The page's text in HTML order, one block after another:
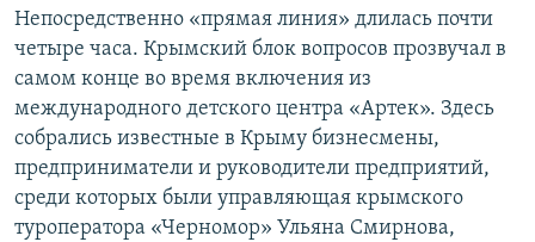
Непосредственно «прямая линия» длилась почти
четыре часа. Крымский блок вопросов прозвучал в
самом конце во время включения из
международного детского центра «Артек». Здесь
собрались известные в Крыму бизнесмены,
предприниматели и руководители предприятий,
среди которых были управляющая крымского
туроператора «Черномор» Ульяна Смирнова,